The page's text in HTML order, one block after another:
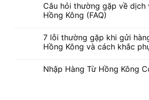
Câu hỏi thường gặp về dịch
Hồng Kông (FAQ)
7 lỗi thường gặp khi gửi
Hồng Kông và cách khắc
Nhập Hàng Từ Hồng Kông